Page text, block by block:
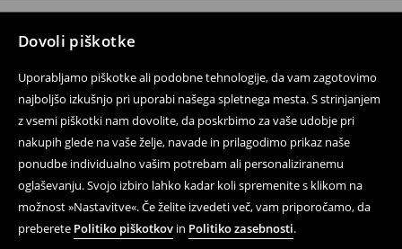
Dovoli piškotke
Uporabljamo piškotke ali podobne tehnologije, da vam zagotovimo
najboljšo izkušnjo pri uporabi našega spletnega mesta. S strinjanjem
z vsemi piškotki nam dovolite, da poskrbimo za vaše udobje pri
nakupih glede na vaše želje, navade in prilagodimo prikaz naše
ponudbe individualno vašim potrebam ali personaliziranemu
oglaševanju. Svojo izbiro lahko kadar koli spremenite s klikom na
možnost »Nastavitve«. Če želite izvedeti več, vam priporočamo, da
preberete Politiko piškotkov in Politiko zasebnosti.
Pomoč in kontakt
Dostava in vračila
Kontakt
Pravne težave